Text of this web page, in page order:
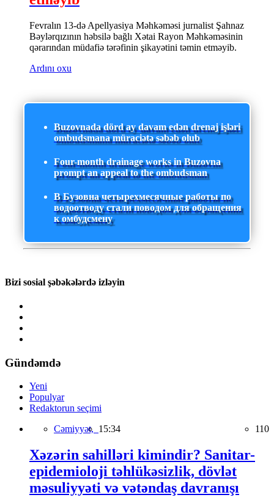
Fevralın 13-də Apellyasiya Məhkəməsi jurnalist Şahnaz
Bəylərqızının həbsilə bağlı Xətai Rayon Məhkəməsinin
qərarından müdafiə tərəfinin şikayətini təmin etməyib.
Ardını oxu
Buzovnada dörd ay davam edən drenaj işləri
ombudsmana müraciətə səbəb olub
Four-month drainage works in Buzovna
prompt an appeal to the ombudsman
В Бузовна четырехмесячные работы по
водоотводу стали поводом для обращения
к омбудсмену
Bizi sosial şəbəkələrdə izləyin
Gündəmdə
Yeni
Populyar
Redaktorun seçimi
Cəmiyyət, 15:34 110
Xəzərin sahilləri kimindir? Sanitar-
epidemioloji təhlükəsizlik, dövlət
məsuliyyəti və vətəndaş davranışı